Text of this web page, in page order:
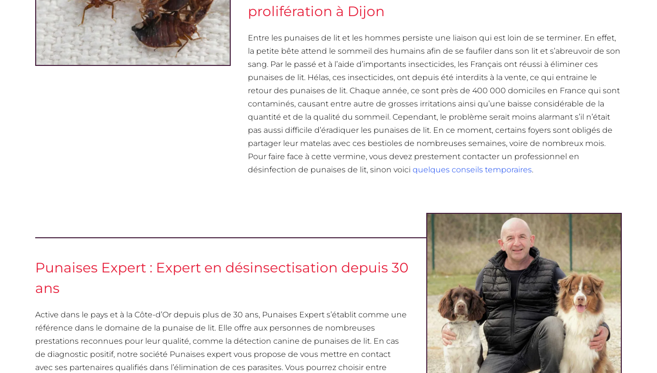
prolifération à Dijon
Entre les punaises de lit et les hommes persiste une liaison qui est loin de se terminer. En effet,
la petite bête attend le sommeil des humains afin de se faufiler dans son lit et s’abreuvoir de son
sang. Par le passé et à l’aide d’importants insecticides, les Français ont réussi à éliminer ces
punaises de lit. Hélas, ces insecticides, ont depuis été interdits à la vente, ce qui entraine le
retour des punaises de lit. Chaque année, ce sont près de 400 000 domiciles en France qui sont
contaminés, causant entre autre de grosses irritations ainsi qu’une baisse considérable de la
quantité et de la qualité du sommeil. Cependant, le problème serait moins alarmant s’il n’était
pas aussi difficile d’éradiquer les punaises de lit. En ce moment, certains foyers sont obligés de
partager leur matelas avec ces bestioles de nombreuses semaines, voire de nombreux mois.
Pour faire face à cette vermine, vous devez prestement contacter un professionnel en
désinfection de punaises de lit, sinon voici quelques conseils temporaires.
Punaises Expert : Expert en désinsectisation depuis 30
ans
Active dans le pays et à la Côte-d’Or depuis plus de 30 ans, Punaises Expert s’établit comme une
référence dans le domaine de la punaise de lit. Elle offre aux personnes de nombreuses
prestations reconnues pour leur qualité, comme la détection canine de punaises de lit. En cas
de diagnostic positif, notre société Punaises expert vous propose de vous mettre en contact
avec ses partenaires qualifiés dans l’élimination de ces parasites. Vous pourrez choisir entre